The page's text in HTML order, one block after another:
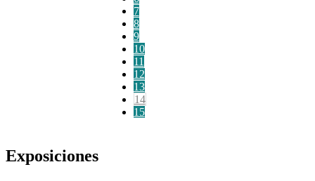
7
8
9
10
11
12
13
14
15
Exposiciones